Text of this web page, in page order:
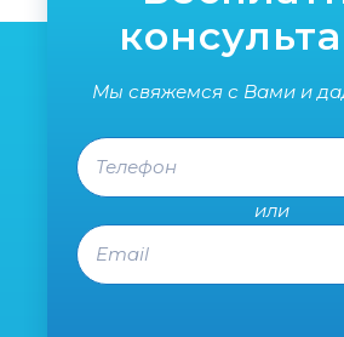
Мы свяжемся с Вами и
Телефон
или
Email